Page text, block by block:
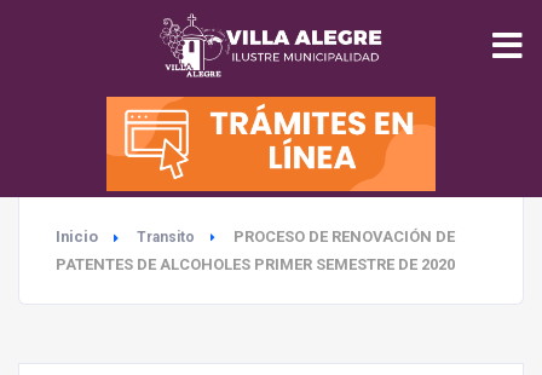
INICIO
MUNICIPALIDAD
SEGURIDAD
Inicio Transito
PROCESO DE RENOVACIÓN DE
PATENTES DE ALCOHOLES PRIMER SEMESTRE DE 2020